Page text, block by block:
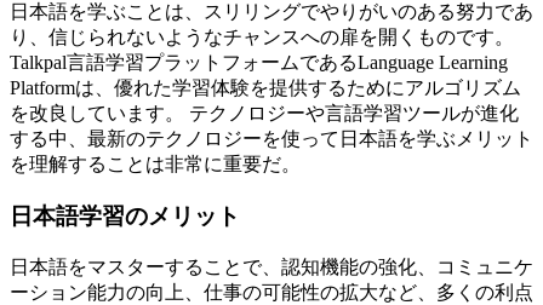
日本語を学ぶことは、スリリングでやりがいのある努力であ
り、信じられないようなチャンスへの扉を開くものです。
Talkpal言語学習プラットフォームであるLanguage Learning
Platformは、優れた学習体験を提供するためにアルゴリズム
を改良しています。 テクノロジーや言語学習ツールが進化
する中、最新のテクノロジーを使って日本語を学ぶメリット
を理解することは非常に重要だ。
日本語学習のメリット
日本語をマスターすることで、認知機能の強化、コミュニケ
ーション能力の向上、仕事の可能性の拡大など、多くの利点